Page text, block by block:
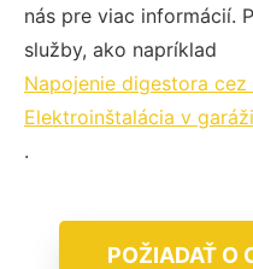
nás pre viac informácií.
služby, ako napríklad
Napojenie digestora
Elektroinštalácia v
.
POŽIADAŤ O